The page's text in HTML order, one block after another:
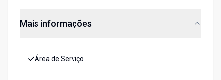
Mais informações
Área de Serviço